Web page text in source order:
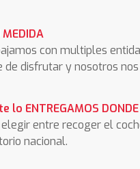
MEDIDA
con multiples
de disfrutar y nosotros
lo ENTREGAMOS
entre recoger el
nacional.